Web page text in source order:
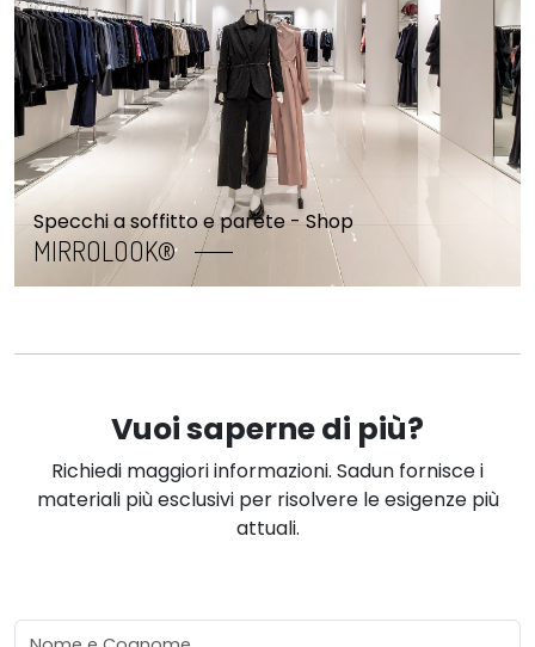
Specchi a soffitto e parete - Shop
MIRROLOOK®
Vuoi saperne di più?
Richiedi maggiori informazioni. Sadun fornisce i
materiali più esclusivi per risolvere le esigenze più
attuali.
Nome e Cognome